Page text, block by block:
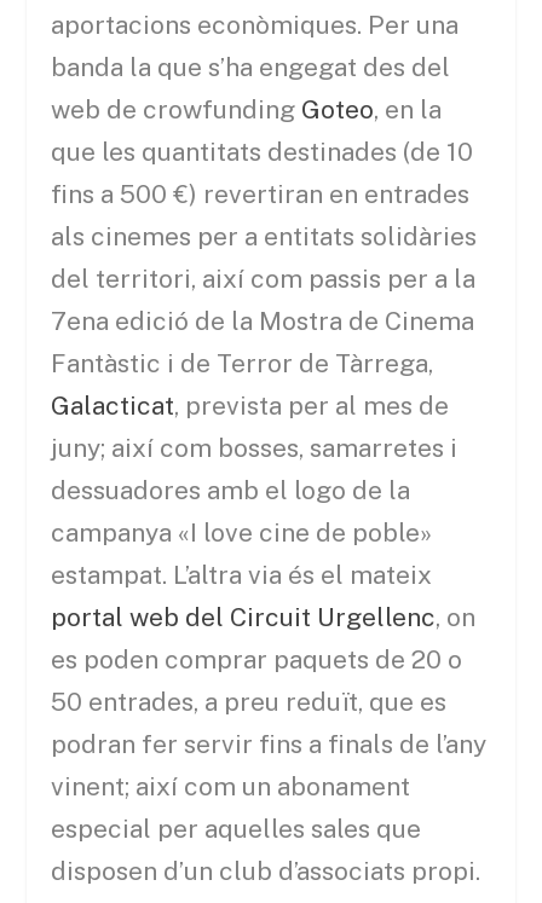
aportacions econòmiques. Per una
banda la que s’ha engegat des del
web de crowfunding Goteo, en la
que les quantitats destinades (de 10
fins a 500 €) revertiran en entrades
als cinemes per a entitats solidàries
del territori, així com passis per a la
7ena edició de la Mostra de Cinema
Fantàstic i de Terror de Tàrrega,
Galacticat, prevista per al mes de
juny; així com bosses, samarretes i
dessuadores amb el logo de la
campanya «I love cine de poble»
estampat. L’altra via és el mateix
portal web del Circuit Urgellenc, on
es poden comprar paquets de 20 o
50 entrades, a preu reduït, que es
podran fer servir fins a finals de l’any
vinent; així com un abonament
especial per aquelles sales que
disposen d’un club d’associats propi.